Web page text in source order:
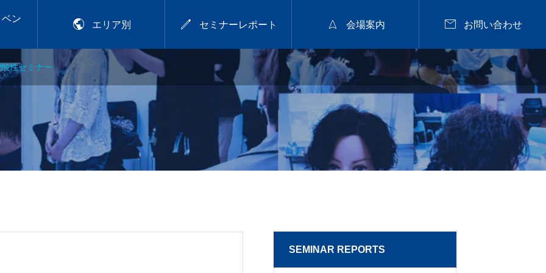
ン  エリア別  セミナーレポート  会場案内  お問い合わせ
2026年9月28日
2026.9.28 mon／可愛
いは、仕込める！CHIT
OSE流デジパ活用術
【岡山】
2026年9月28日
2026.9.28 mon／集客
と定着に繋がるカラー
戦略セミナー【広島】

nanuk佐野氏パーマセミナー
2026.07.29

性セミナー
SEMINAR REPORTS